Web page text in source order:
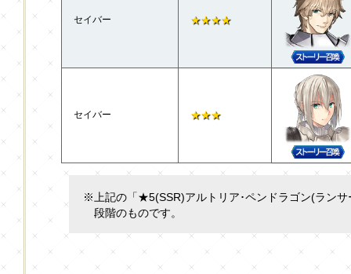
セイバー ★★★★
セイバー ★★★
※上記の「★5(SSR)アルトリア･ペンドラゴン(ランサ
段階のものです。